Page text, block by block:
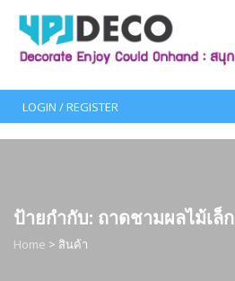
content
LOGIN / REGISTER
ป้ายกำกับ: ถาดชามผลไม้เล็ก
Home > สินค้า